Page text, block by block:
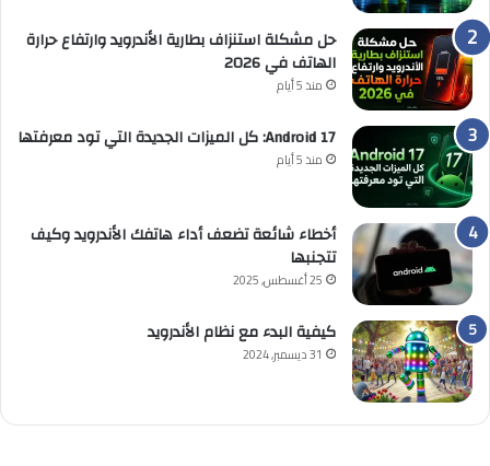
حل مشكلة استنزاف بطارية الأندرويد وارتفاع حرارة
الهاتف في 2026
منذ 5 أيام
Android 17: كل الميزات الجديدة التي تود معرفتها
منذ 5 أيام
أخطاء شائعة تضعف أداء هاتفك الأندرويد وكيف
تتجنبها
25 أغسطس, 2025
كيفية البدء مع نظام الأندرويد
31 ديسمبر, 2024